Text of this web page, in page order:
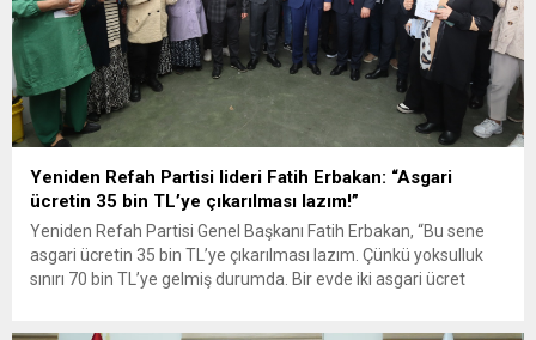
Yeniden Refah Partisi lideri Fatih Erbakan: “Asgari
ücretin 35 bin TL’ye çıkarılması lazım!”
Yeniden Refah Partisi Genel Başkanı Fatih Erbakan, “Bu sene
asgari ücretin 35 bin TL’ye çıkarılması lazım. Çünkü yoksulluk
sınırı 70 bin TL’ye gelmiş durumda. Bir evde iki asgari ücret